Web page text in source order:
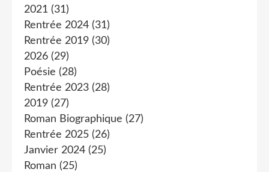
2021 (31)
Rentrée 2024 (31)
Rentrée 2019 (30)
2026 (29)
Poésie (28)
Rentrée 2023 (28)
2019 (27)
Roman Biographique (27)
Rentrée 2025 (26)
Janvier 2024 (25)
Roman (25)